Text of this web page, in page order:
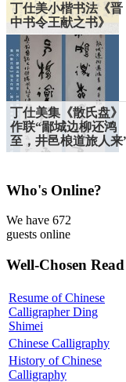
丁仕美小楷书法《晋
中书令王献之书》
丁仕美集《散氏盘》
作联“鄙城边柳还鸿
至，井邑桹道旅人来
Who's Online?
We have 672
guests online
Well-Chosen Read
Resume of Chinese
Calligrapher Ding
Shimei
Chinese Calligraphy
History of Chinese
Calligraphy